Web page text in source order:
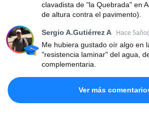
clavadista de "la Quebrada" en
de altura contra el pavimento).
Sergio A.Gutiérrez A Hace
Me hubiera gustado oír algo en
"resistencia laminar" del agua,
complementaria.
Ver más